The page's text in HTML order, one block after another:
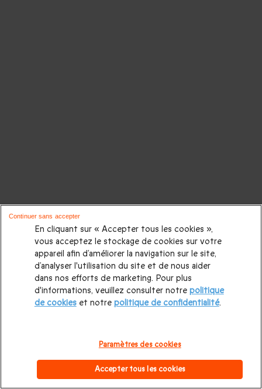
En cliquant sur « Accepter tous les cookies »,
vous acceptez le stockage de cookies sur votre
appareil afin d’améliorer la navigation sur le site,
d’analyser l'utilisation du site et de nous aider
dans nos efforts de marketing. Pour plus
d'informations, veuillez consulter notre politique
de cookieset notre politique de confidentialité.
Paramètres des cookies
Accepter tous les cookies
Continuer sans accepter